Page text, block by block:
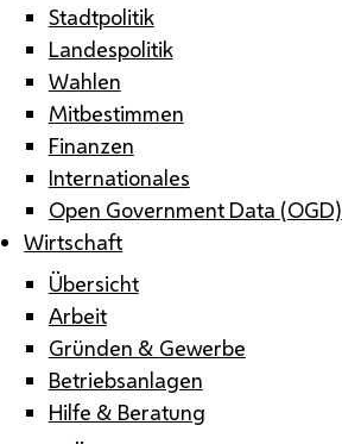
Stadtpolitik
Landespolitik
Wahlen
Mitbestimmen
Finanzen
Internationales
Open Government Data (OGD)
Wirtschaft
Übersicht
Arbeit
Gründen & Gewerbe
Betriebsanlagen
Hilfe & Beratung